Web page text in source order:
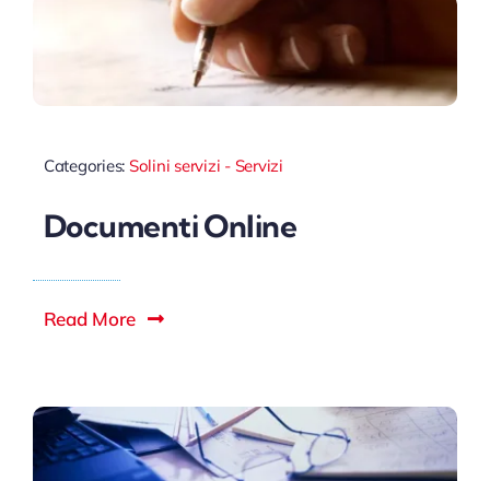
Categories: Solini servizi - Servizi
Documenti Online
Read More